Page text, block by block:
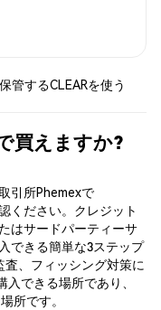
管するCLEARを使う
買えますか?
引所Phemexで
ください。クレジット
はサードパーティーサ
できる簡単な3ステップ
査、フィッシング対策に
できる場所であり、
所です。